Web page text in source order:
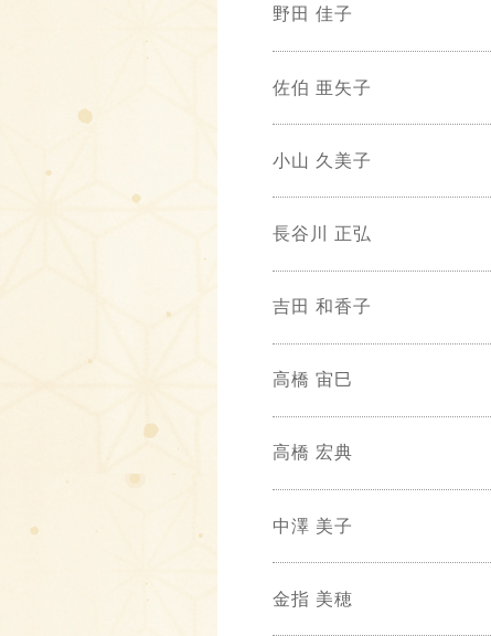
野田 佳子
佐伯 亜矢子
小山 久美子
長谷川 正弘
吉田 和香子
高橋 宙巳
高橋 宏典
中澤 美子
金指 美穂